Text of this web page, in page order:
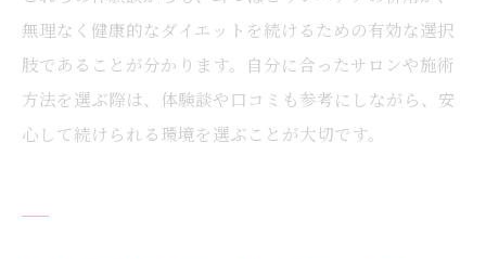
無理なく健康的なダイエットを続けるための有効な選択
肢であることが分かります。自分に合ったサロンや施術
方法を選ぶ際は、体験談や口コミも参考にしながら、安
心して続けられる環境を選ぶことが大切です。